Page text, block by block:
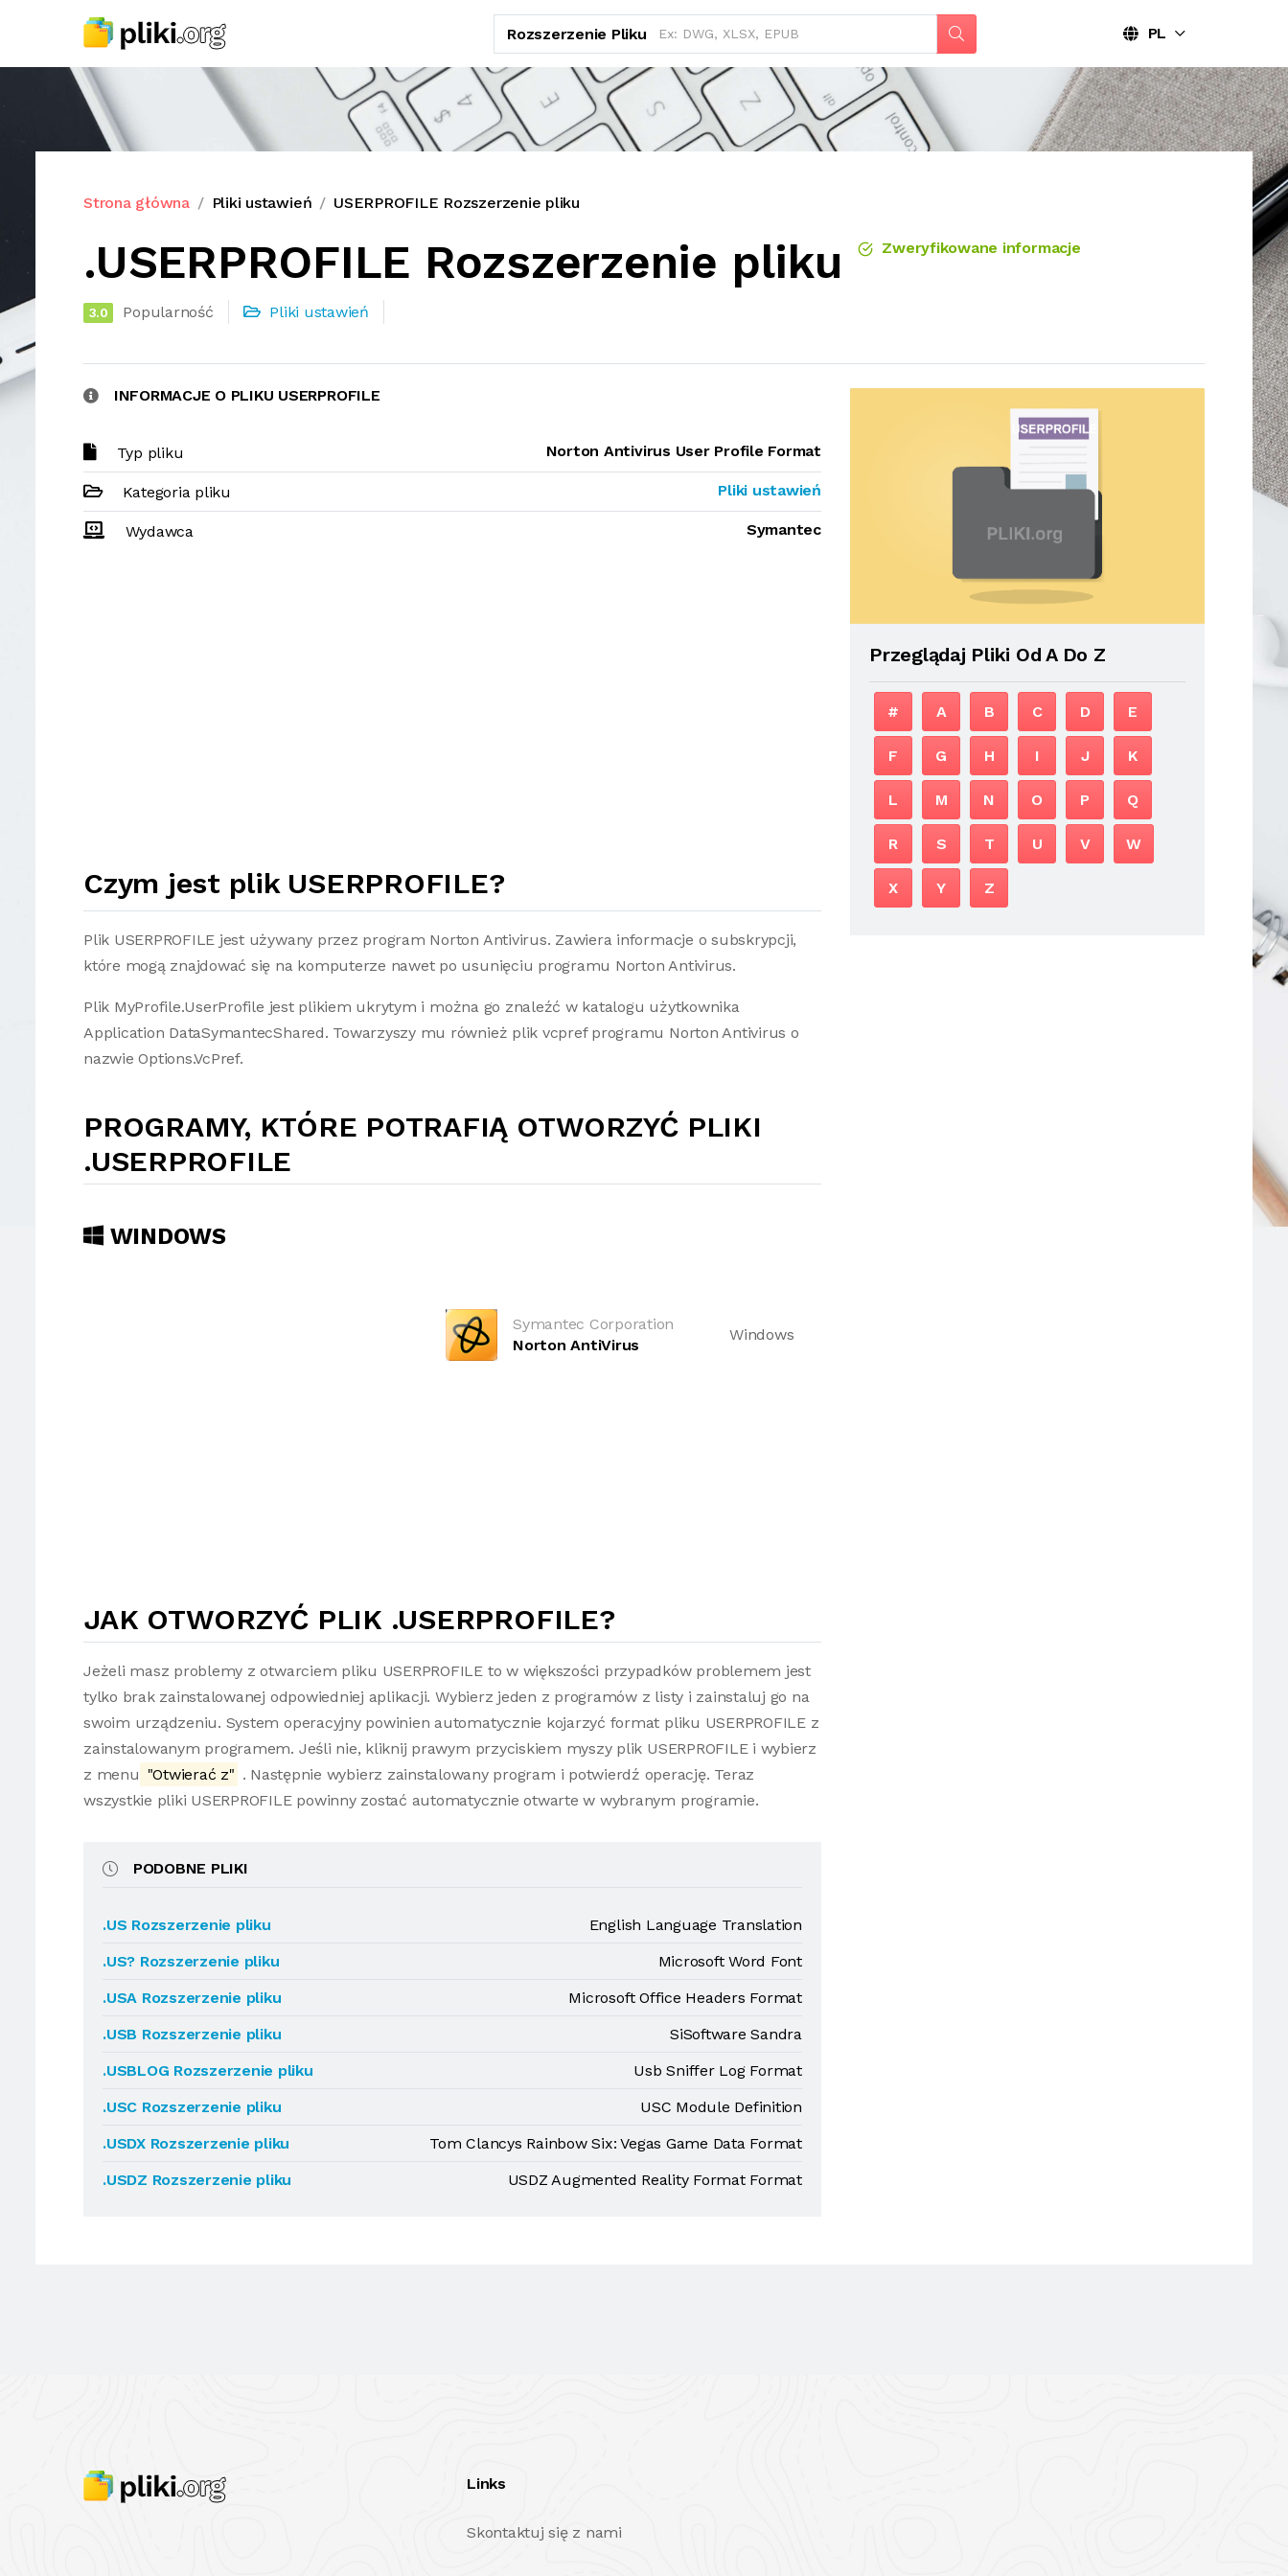
Rozszerzenie Pliku PL
Strona główna Pliki ustawień USERPROFILE Rozszerzenie pliku
.USERPROFILE Rozszerzenie pliku Zweryfikowane informacje
3.0 Popularność Pliki ustawień
INFORMACJE O PLIKU USERPROFILE
Typ pliku Norton Antivirus User Profile Format
Kategoria pliku Pliki ustawień
Wydawca Symantec
Czym jest plik USERPROFILE?
Plik USERPROFILE jest używany przez program Norton Antivirus. Zawiera informacje o subskrypcji,
które mogą znajdować się na komputerze nawet po usunięciu programu Norton Antivirus.
Plik MyProfile.UserProfile jest plikiem ukrytym i można go znaleźć w katalogu użytkownika
Application DataSymantecShared. Towarzyszy mu również plik vcpref programu Norton Antivirus o
nazwie Options.VcPref.
PROGRAMY, KTÓRE POTRAFIĄ OTWORZYĆ PLIKI
.USERPROFILE
WINDOWS
Symantec Corporation
Norton AntiVirus
Windows
JAK OTWORZYĆ PLIK .USERPROFILE?
Jeżeli masz problemy z otwarciem pliku USERPROFILE to w większości przypadków problemem jest
tylko brak zainstalowanej odpowiedniej aplikacji. Wybierz jeden z programów z listy i zainstaluj go na
swoim urządzeniu. System operacyjny powinien automatycznie kojarzyć format pliku USERPROFILE z
zainstalowanym programem. Jeśli nie, kliknij prawym przyciskiem myszy plik USERPROFILE i wybierz
z menu "Otwierać z" . Następnie wybierz zainstalowany program i potwierdź operację. Teraz
wszystkie pliki USERPROFILE powinny zostać automatycznie otwarte w wybranym programie.
PODOBNE PLIKI
.US Rozszerzenie pliku
English Language Translation
.US? Rozszerzenie pliku
Microsoft Word Font
.USA Rozszerzenie pliku
Microsoft Office Headers Format
.USB Rozszerzenie pliku
SiSoftware Sandra
.USBLOG Rozszerzenie pliku
Usb Sniffer Log Format
.USC Rozszerzenie pliku
USC Module Definition
.USDX Rozszerzenie pliku
Tom Clancys Rainbow Six: Vegas Game Data Format
.USDZ Rozszerzenie pliku
USDZ Augmented Reality Format Format
Przeglądaj Pliki Od A Do Z
# A B C D E
F G H I J K
L M N O P Q
R S T U V W
X Y Z
Links
Skontaktuj się z nami